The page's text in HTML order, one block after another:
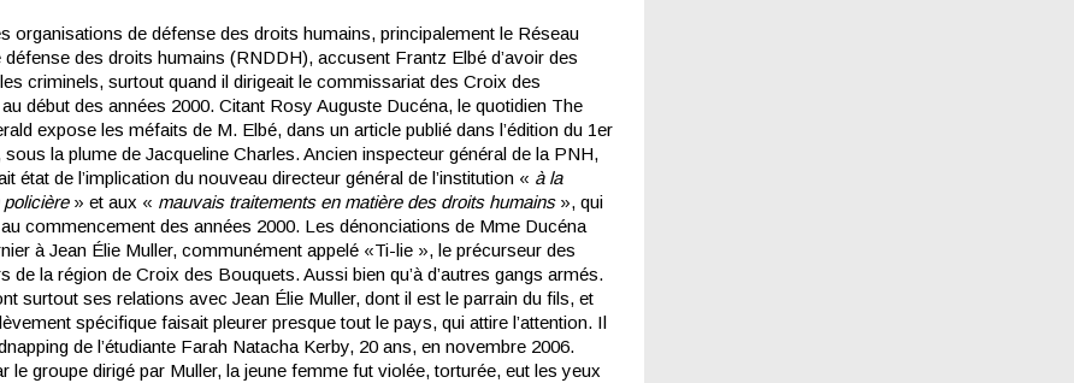
organisations de défense des droits humains, principalement le Réseau
défense des droits humains (RNDDH), accusent Frantz Elbé d’avoir des
criminels, surtout quand il dirigeait le commissariat des Croix des
début des années 2000. Citant Rosy Auguste Ducéna, le quotidien The
expose les méfaits de M. Elbé, dans un article publié dans l’édition du 1er
la plume de Jacqueline Charles. Ancien inspecteur général de la PNH,
état de l’implication du nouveau directeur général de l’institution « à la
» et aux « mauvais traitements en matière des droits humains », qui
commencement des années 2000. Les dénonciations de Mme Ducéna
à Jean Élie Muller, communément appelé «Ti-lie », le précurseur des
de la région de Croix des Bouquets. Aussi bien qu’à d’autres gangs armés.
surtout ses relations avec Jean Élie Muller, dont il est le parrain du fils, et
spécifique faisait pleurer presque tout le pays, qui attire l’attention. Il
de l’étudiante Farah Natacha Kerby, 20 ans, en novembre 2006.
le groupe dirigé par Muller, la jeune femme fut violée, torturée, eut les yeux